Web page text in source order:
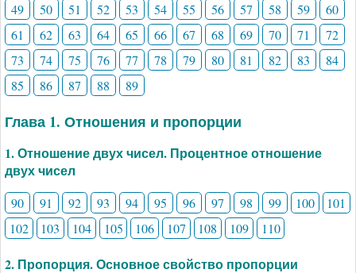
49
50 51 52 53 54 55 56 57 58 59
60
61
62 63 64 65 66 67 68 69 70 71
72
73
74 75 76 77 78 79 80 81 82 83
84
85
86 87 88 89
Глава 1. Отношения и пропорции
1. Отношение двух чисел. Процентное отношение
двух чисел
90 91 92 93 94 95 96 97 98 99 100
101
102
103 104 105 106 107 108 109 110
2. Пропорция. Основное свойство пропорции